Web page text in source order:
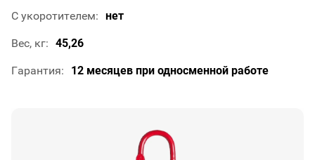
С укоротителем нет
Вес, кг 45,26
Гарантия 12 месяцев при односменной работе